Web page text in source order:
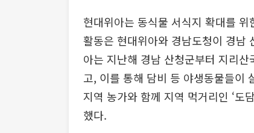
현대위아는 동식물 서식지 확대를
활동은 현대위아와 경남도청이 경남
아는 지난해 경남 산청군부터 지리
고, 이를 통해 담비 등 야생동물들이
지역 농가와 함께 지역 먹거리인 ‘도
했다.